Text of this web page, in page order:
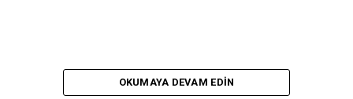
OKUMAYA DEVAM EDIN